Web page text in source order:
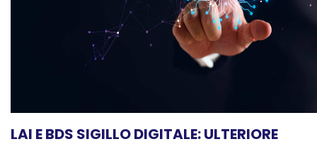
LAI E BDS SIGILLO DIGITALE: ULTERIORE